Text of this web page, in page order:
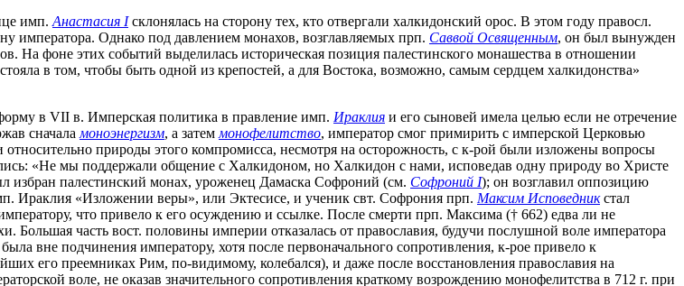
имп. Анастасия Iсклонялась на сторону тех, кто отвергали халкидонский орос. В этом году правосл.
императора. Однако под давлением монахов, возглавляемых прп. Саввой Освященным, он был вынужден
На фоне этих событий выделилась историческая позиция палестинского монашества в отношении
в том, чтобы быть одной из крепостей, а для Востока, возможно, самым сердцем халкидонства»
в VII в. Имперская политика в правление имп. Ираклия и его сыновей имела целью если не отречение
сначала моноэнергизм, а затем монофелитство, император смог примирить с имперской Церковью
природы этого компромисса, несмотря на осторожность, с к-рой были изложены вопросы
«Не мы поддержали общение с Халкидоном, но Халкидон с нами, исповедав одну природу во Христе
избран палестинский монах, уроженец Дамаска Софроний (см. Софроний I); он возглавил оппозицию
Ираклия «Изложении веры», или Эктесисе, и ученик свт. Софрония прп. Максим Исповедникстал
что привело к его осуждению и ссылке. После смерти прп. Максима († 662) едва ли не
Большая часть вост. половины империи отказалась от православия, будучи послушной воле императора
вне подчинения императору, хотя после первоначального сопротивления, к-рое привело к
его преемниках Рим, по-видимому, колебался), и даже после восстановления православия на
воле, не оказав значительного сопротивления краткому возрождению монофелитства в 712 г. при